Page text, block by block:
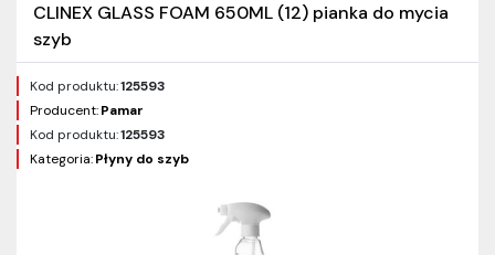
CLINEX GLASS FOAM 650ML (12) pianka do mycia
szyb
Kod produktu:125593
Producent:Pamar
Kod produktu:125593
Kategoria:Płyny do szyb